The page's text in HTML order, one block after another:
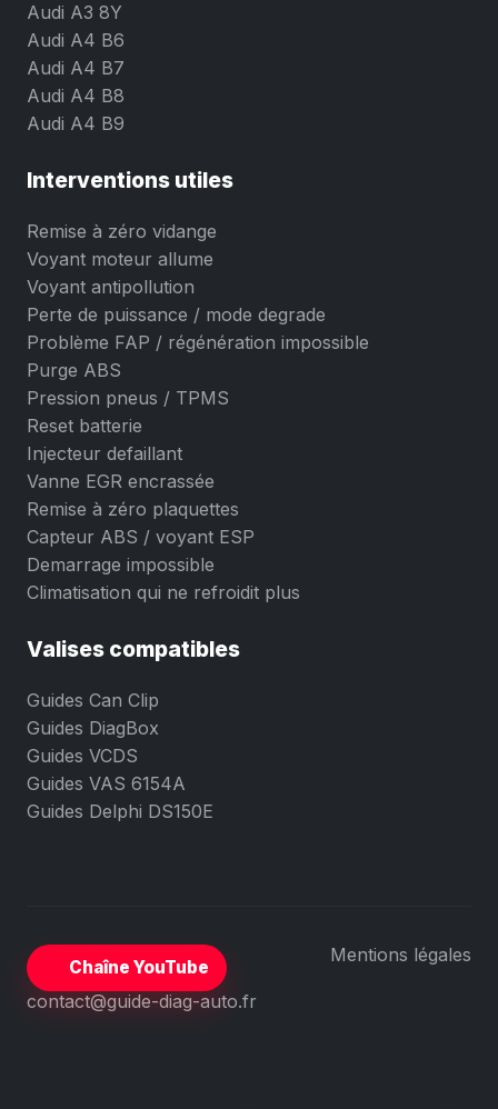
Audi A3 8Y
Audi A4 B6
Audi A4 B7
Audi A4 B8
Audi A4 B9
Interventions utiles
Remise à zéro vidange
Voyant moteur allume
Voyant antipollution
Perte de puissance / mode degrade
Problème FAP / régénération impossible
Purge ABS
Pression pneus / TPMS
Reset batterie
Injecteur defaillant
Vanne EGR encrassée
Remise à zéro plaquettes
Capteur ABS / voyant ESP
Demarrage impossible
Climatisation qui ne refroidit plus
Valises compatibles
Guides Can Clip
Guides DiagBox
Guides VCDS
Guides VAS 6154A
Guides Delphi DS150E
Chaîne YouTube
Mentions légales
contact@guide-diag-auto.fr